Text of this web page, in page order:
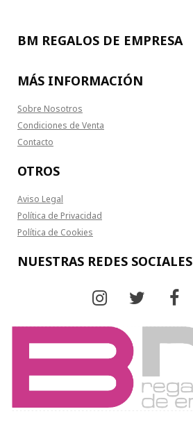
BM REGALOS DE EMPRESA
MÁS INFORMACIÓN
Sobre Nosotros
Condiciones de Venta
Contacto
OTROS
Aviso Legal
Política de Privacidad
Política de Cookies
NUESTRAS REDES SOCIALES